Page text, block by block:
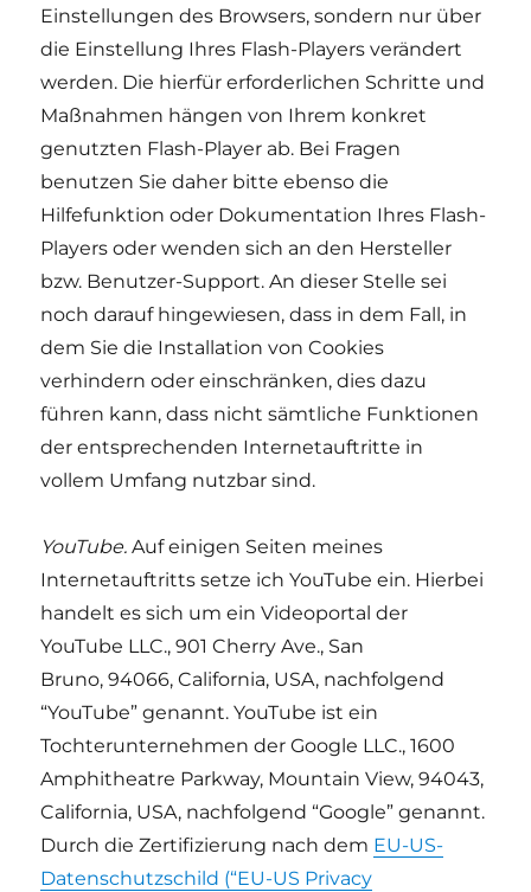
Einstellungen des Browsers, sondern nur über
die Einstellung Ihres Flash-Players verändert
werden. Die hierfür erforderlichen Schritte und
Maßnahmen hängen von Ihrem konkret
genutzten Flash-Player ab. Bei Fragen
benutzen Sie daher bitte ebenso die
Hilfefunktion oder Dokumentation Ihres Flash-
Players oder wenden sich an den Hersteller
bzw. Benutzer-Support. An dieser Stelle sei
noch darauf hingewiesen, dass in dem Fall, in
dem Sie die Installation von Cookies
verhindern oder einschränken, dies dazu
führen kann, dass nicht sämtliche Funktionen
der entsprechenden Internetauftritte in
vollem Umfang nutzbar sind.
YouTube. Auf einigen Seiten meines
Internetauftritts setze ich YouTube ein. Hierbei
handelt es sich um ein Videoportal der
YouTube LLC., 901 Cherry Ave., San
Bruno, 94066, California, USA, nachfolgend
“YouTube” genannt. YouTube ist ein
Tochterunternehmen der Google LLC., 1600
Amphitheatre Parkway, Mountain View, 94043,
California, USA, nachfolgend “Google” genannt.
Durch die Zertifizierung nach dem EU-US-
Datenschutzschild (“EU-US Privacy